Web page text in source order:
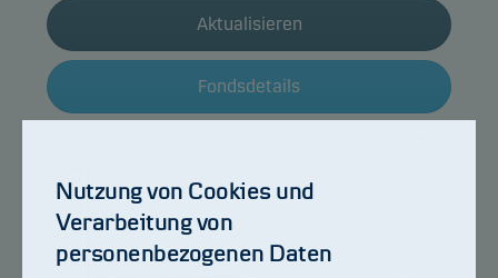
Aktualisieren
Fondsdetails
101
Nutzung von Cookies und
Verarbeitung von
personenbezogenen Daten